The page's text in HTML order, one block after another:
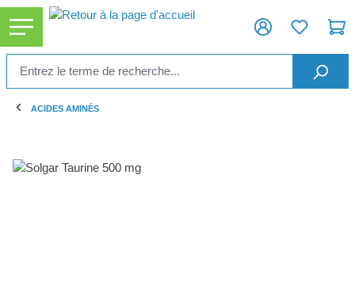
principal
ACIDES AMINÉS
Ignorer la galerie d'images